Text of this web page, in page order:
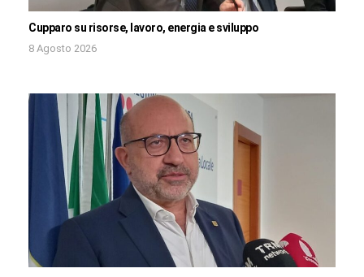
Cupparo su risorse, lavoro, energia e sviluppo
8 Agosto 2026